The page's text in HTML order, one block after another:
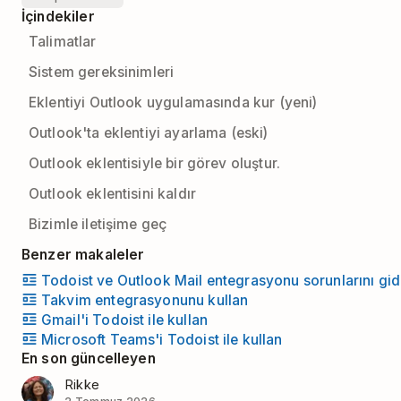
İçindekiler
Talimatlar
Sistem gereksinimleri
Eklentiyi Outlook uygulamasında kur (yeni)
Outlook'ta eklentiyi ayarlama (eski)
Outlook eklentisiyle bir görev oluştur.
Outlook eklentisini kaldır
Bizimle iletişime geç
Benzer makaleler
Todoist ve Outlook Mail entegrasyonu sorunlarını
Takvim entegrasyonunu kullan
Gmail'i Todoist ile kullan
Microsoft Teams'i Todoist ile kullan
En son güncelleyen
Rikke